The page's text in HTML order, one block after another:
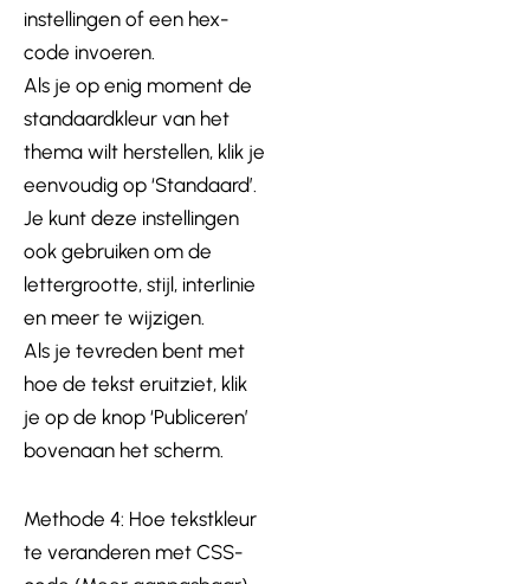
instellingen of een hex-
code invoeren.
Als je op enig moment de
standaardkleur van het
thema wilt herstellen, klik je
eenvoudig op ‘Standaard’.
Je kunt deze instellingen
ook gebruiken om de
lettergrootte, stijl, interlinie
en meer te wijzigen.
Als je tevreden bent met
hoe de tekst eruitziet, klik
je op de knop ‘Publiceren’
bovenaan het scherm.
Methode 4: Hoe tekstkleur
te veranderen met CSS-